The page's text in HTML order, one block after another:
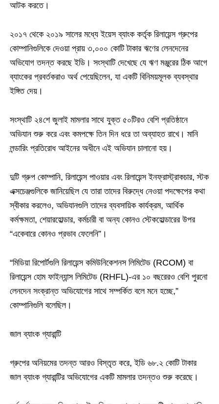
আটক করতে।
২০১৭ থেকে ২০১৯ সালের মধ্যে ইয়েস ব্যাংক কর্তৃক রিলায়েন্স গ্রুপের
কোম্পানিগুলিকে দেওয়া প্রায় ৩,০০০ কোটি টাকার ঋণের লেনদেনের
অভিযোগ তদন্ত করছে ইডি। সংস্থাটি দেখেছে যে ঋণ মঞ্জুরের ঠিক আগে
ব্যাংকের প্রবর্তকরাও অর্থ পেয়েছিলেন, যা একটি বিনিময়মূলক ব্যবস্থার
ইঙ্গিত দেয়।
সংস্থাটি ২৪শে জুলাই মামলার সাথে যুক্ত ৫০টিরও বেশি প্রতিষ্ঠানে
অভিযান শুরু করে এবং কমপক্ষে তিন দিন ধরে তা অব্যাহত রাখে। মানি
লন্ডারিং প্রতিরোধ আইনের অধীনে এই অভিযান চালানো হয়।
দুটি গ্রুপ কোম্পানি, রিলায়েন্স পাওয়ার এবং রিলায়েন্স ইনফ্রাস্ট্রাকচার, স্টক
এক্সচেঞ্জগুলিকে জানিয়েছিল যে তারা তাদের বিরুদ্ধে নেওয়া পদক্ষেপের কথা
স্বীকার করলেও, অভিযানগুলি তাদের ব্যবসায়িক কার্যক্রম, আর্থিক
কর্মক্ষমতা, শেয়ারহোল্ডার, কর্মচারী বা অন্য কোনও স্টেকহোল্ডারের উপর
“একেবারে কোনও প্রভাব ফেলেনি”।
“মিডিয়া রিপোর্টগুলি রিলায়েন্স কমিউনিকেশনস লিমিটেড (RCOM) বা
রিলায়েন্স হোম ফাইন্যান্স লিমিটেড (RHFL)-এর ১০ বছরেরও বেশি পুরনো
লেনদেন সংক্রান্ত অভিযোগের সাথে সম্পর্কিত বলে মনে হচ্ছে,”
কোম্পানিগুলি বলেছিল।
জাল ব্যাংক গ্যারান্টি
গ্রুপের অনিয়মের তদন্ত আরও বিস্তৃত করে, ইডি ৬৮.২ কোটি টাকার
জাল ব্যাংক গ্যারান্টির অভিযোগের একটি মামলার তদন্তও শুরু করেছে।